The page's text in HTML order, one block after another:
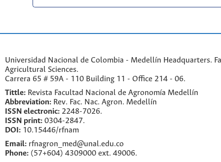
Universidad Nacional de Colombia - Medellín Headquarters.
Agricultural Sciences.
Carrera 65 # 59A - 110 Building 11 - Office 214 - 06.
Tittle: Revista Facultad Nacional de Agronomía Medellín
Abbreviation: Rev. Fac. Nac. Agron. Medellín
ISSN electronic: 2248-7026.
ISSN print: 0304-2847.
DOI: 10.15446/rfnam
Email: rfnagron_med@unal.edu.co
Phone: (57+604) 4309000 ext. 49006.